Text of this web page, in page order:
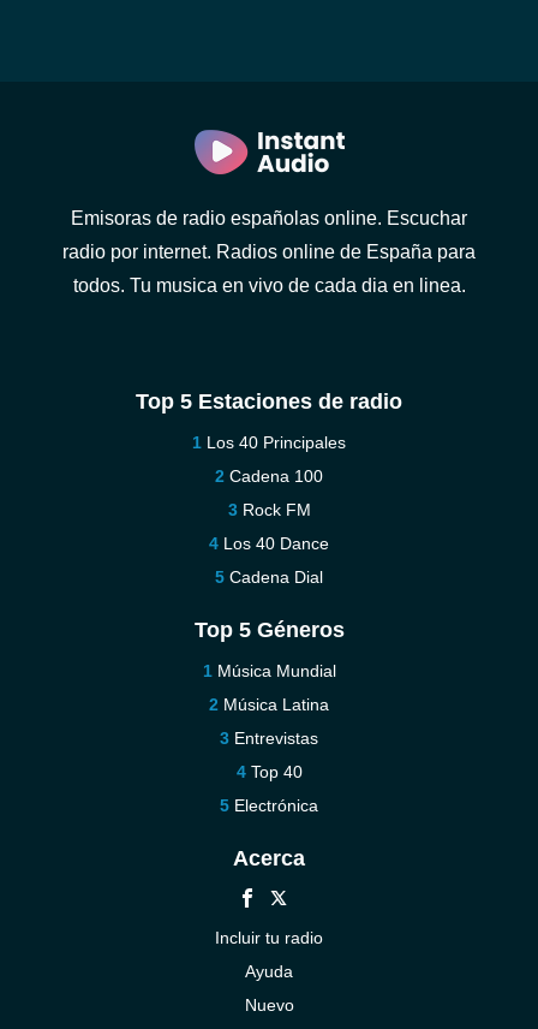
Emisoras de radio españolas online. Escuchar
radio por internet. Radios online de España para
todos. Tu musica en vivo de cada dia en linea.
Top 5 Estaciones de radio
Los 40 Principales
Cadena 100
Rock FM
Los 40 Dance
Cadena Dial
Top 5 Géneros
Música Mundial
Música Latina
Entrevistas
Top 40
Electrónica
Acerca
Incluir tu radio
Ayuda
Nuevo